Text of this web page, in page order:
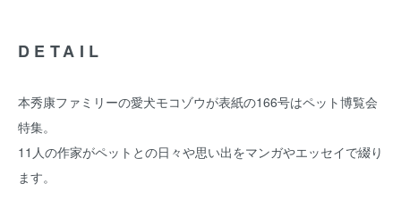
DETAIL
本秀康ファミリーの愛犬モコゾウが表紙の166号はペット博覧会
特集。
11人の作家がペットとの日々や思い出をマンガやエッセイで綴り
ます。